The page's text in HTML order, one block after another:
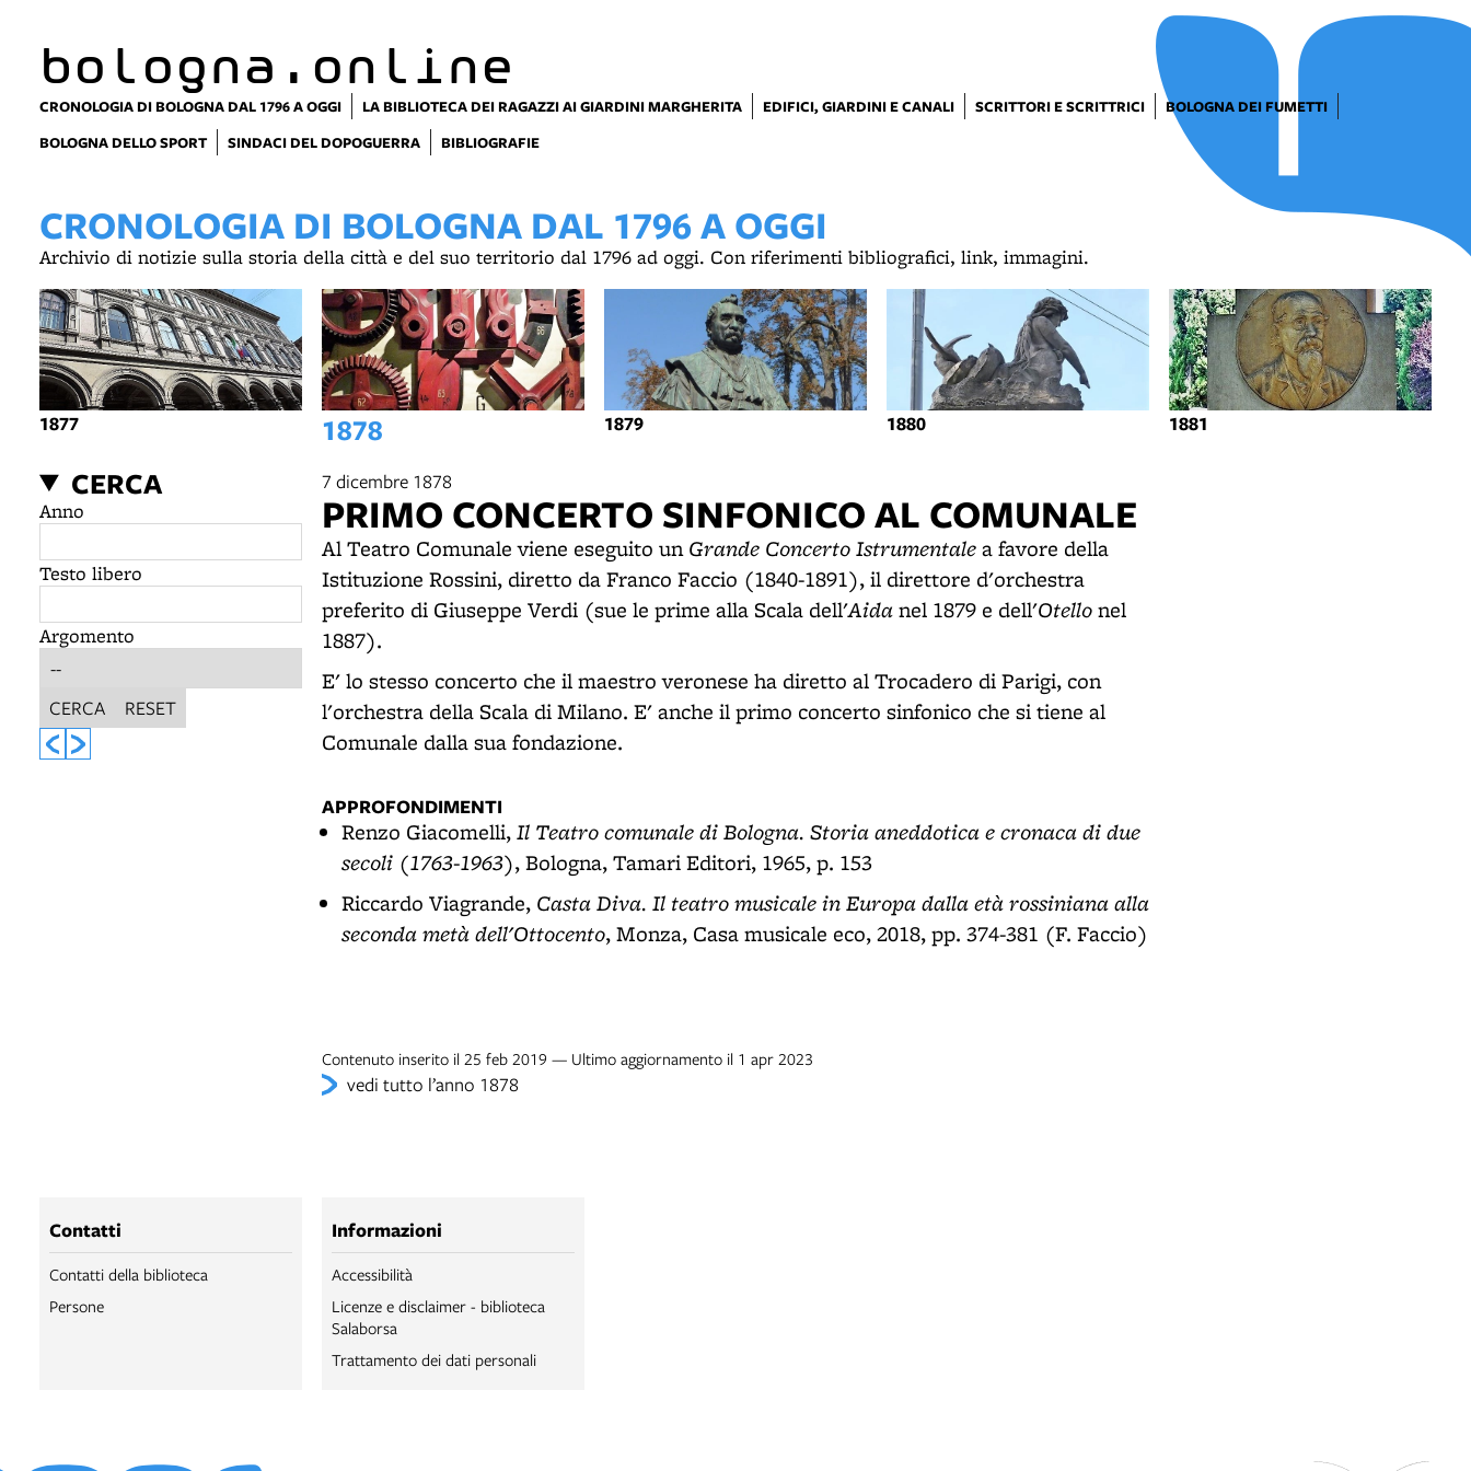
bologna.online
CRONOLOGIA DI BOLOGNA DAL 1796 A OGGI LA BIBLIOTECA DEI RAGAZZI AI GIARDINI MARGHERITA EDIFICI, GIARDINI E CANALI SCRITTORI E SCRITTRICI
BOLOGNA DEI FUMETTI
BOLOGNA DELLO SPORT
SINDACI DEL DOPOGUERRA BIBLIOGRAFIE
CRONOLOGIA DI BOLOGNA DAL 1796 A OGGI
Archivio di notizie sulla storia della città e del suo territorio dal 1796 ad oggi. Con riferimenti bibliografici, link, immagini.
1877 1878 1879 1880 1881
CERCA
Anno
Testo libero
Argomento
CERCA RESET
7 dicembre 1878
PRIMO CONCERTO SINFONICO AL COMUNALE
Al Teatro Comunale viene eseguito unGrande Concerto Istrumentalea favore della
Istituzione Rossini, diretto da Franco Faccio (1840-1891), il direttore d'orchestra
preferito di Giuseppe Verdi (sue le prime alla Scala dell'Aidanel 1879 e dell'Otellonel
1887).
E' lo stesso concerto che il maestro veronese ha diretto al Trocadero di Parigi, con
l'orchestra della Scala di Milano. E' anche il primo concerto sinfonico che si tiene al
Comunale dalla sua fondazione.
APPROFONDIMENTI
Renzo Giacomelli,Il Teatro comunale di Bologna. Storia aneddotica e cronaca di due
secoli (1763-1963), Bologna, Tamari Editori, 1965, p. 153
Riccardo Viagrande, Casta Diva. Il teatro musicale in Europa dalla età rossiniana alla
seconda metà dell'Ottocento, Monza, Casa musicale eco, 2018, pp. 374-381 (F. Faccio)
Contenuto inserito il 25 feb 2019 — Ultimo aggiornamento il 1 apr 2023
vedi tutto l’anno 1878
Contatti
Contatti della biblioteca
Persone
Informazioni
Accessibilità
Licenze e disclaimer - biblioteca
Salaborsa
Trattamento dei dati personali